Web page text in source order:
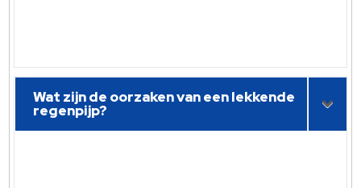
Wat zijn de oorzaken van een lekkende
regenpijp?